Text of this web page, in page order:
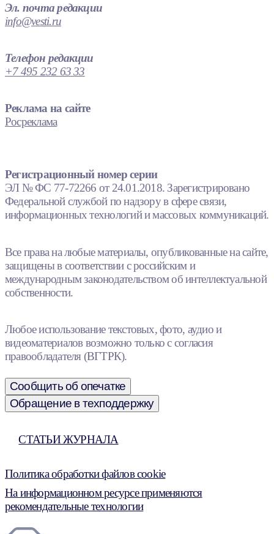
Эл. почта редакции
info@vesti.ru
Телефон редакции
+7 495 232 63 33
Реклама на сайте
Росреклама
Регистрационный номер серии
ЭЛ № ФС 77-72266 от 24.01.2018. Зарегистрировано
Федеральной службой по надзору в сфере связи,
информационных технологий и массовых коммуникаций.
Все права на любые материалы, опубликованные на сайте,
защищены в соответствии с российским и
международным законодательством об интеллектуальной
собственности.
Любое использование текстовых, фото, аудио и
видеоматериалов возможно только с согласия
правообладателя (ВГТРК).
Сообщить об опечатке
Обращение в техподдержку
СТАТЬИ ЖУРНАЛА
Политика обработки файлов cookie
На информационном ресурсе применяются
рекомендательные технологии